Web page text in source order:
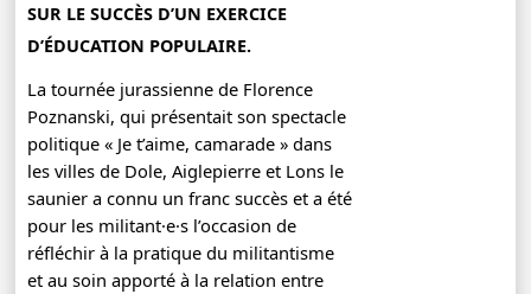
SUR LE SUCCÈS D’UN EXERCICE
D’ÉDUCATION POPULAIRE.
La tournée jurassienne de Florence
Poznanski, qui présentait son spectacle
politique « Je t’aime, camarade » dans
les villes de Dole, Aiglepierre et Lons le
saunier a connu un franc succès et a été
pour les militant·e·s l’occasion de
réfléchir à la pratique du militantisme
et au soin apporté à la relation entre